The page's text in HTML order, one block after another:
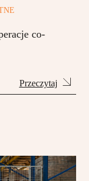
co-
Przeczytaj